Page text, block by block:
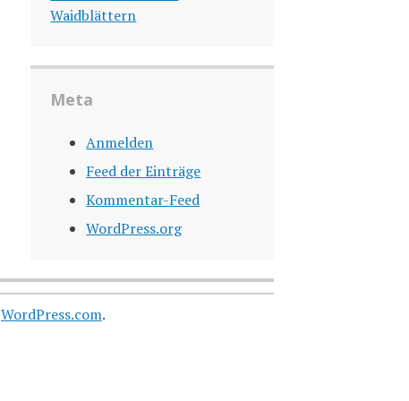
Waidblättern
Meta
Anmelden
Feed der Einträge
Kommentar-Feed
WordPress.org
WordPress.com.